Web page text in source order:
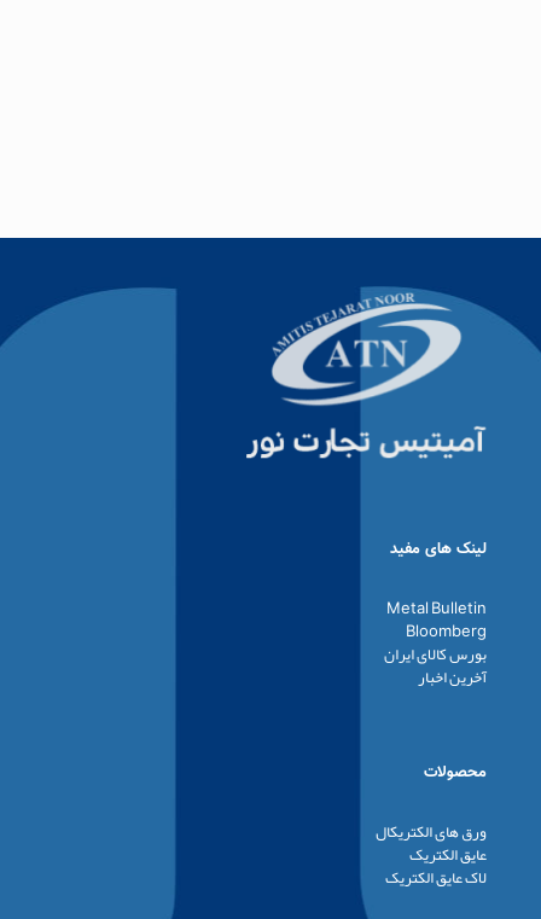
لینک های مفید
Metal Bulletin
Bloomberg
بورس کالای ایران
آخرین اخبار
محصولات
ورق های الکتریکال
عایق الکتریک
لاک عایق الکتریک